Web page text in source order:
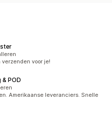
voor je!
POD
Amerikaanse leveranciers. Snelle